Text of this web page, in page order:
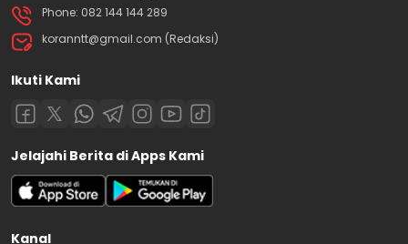
Phone: 082 144 144 289
koranntt@gmail.com (Redaksi)
Ikuti Kami
Jelajahi Berita di Apps Kami
Kanal